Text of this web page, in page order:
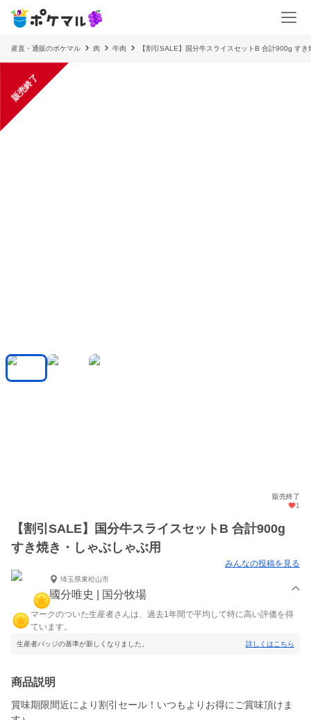
産直・通販のポケマル 肉 牛肉 【割引SALE】国分牛スライスセットB 合計900g す
販売終了
販売終了
1
【割引SALE】国分牛スライスセットB 合計900g
すき焼き・しゃぶしゃぶ用
みんなの投稿を見る
埼玉県東松山市
國分唯史 | 国分牧場
マークのついた生産者さんは、過去1年間で平均して特に高い評価を得
ています。
生産者バッジの基準が新しくなりました。 詳しくはこちら
商品説明
賞味期限間近により割引セール！いつもよりお得にご賞味頂けま